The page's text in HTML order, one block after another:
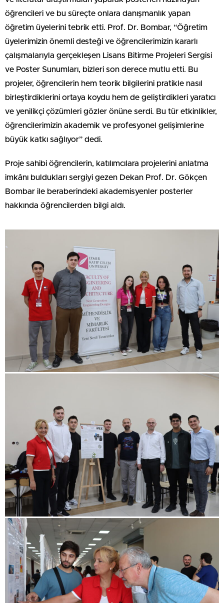
öğrencileri ve bu süreçte onlara danışmanlık yapan
öğretim üyelerini tebrik etti. Prof. Dr. Bombar, “Öğretim
üyelerimizin önemli desteği ve öğrencilerimizin kararlı
çalışmalarıyla gerçekleşen Lisans Bitirme Projeleri Sergisi
ve Poster Sunumları, bizleri son derece mutlu etti. Bu
projeler, öğrencilerin hem teorik bilgilerini pratikle nasıl
birleştirdiklerini ortaya koydu hem de geliştirdikleri yaratıcı
ve yenilikçi çözümleri gözler önüne serdi. Bu tür etkinlikler,
öğrencilerimizin akademik ve profesyonel gelişimlerine
büyük katkı sağlıyor” dedi.
Proje sahibi öğrencilerin, katılımcılara projelerini anlatma
imkânı buldukları sergiyi gezen Dekan Prof. Dr. Gökçen
Bombar ile beraberindeki akademisyenler posterler
hakkında öğrencilerden bilgi aldı.